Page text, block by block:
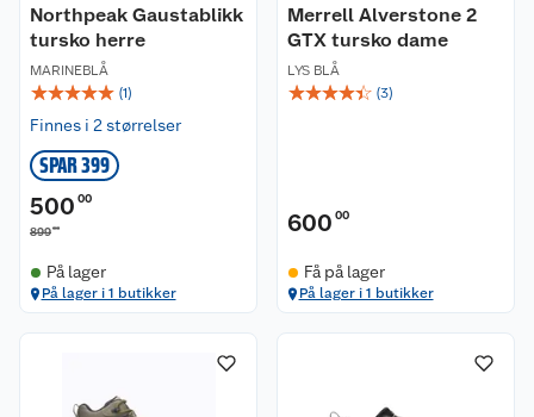
Northpeak Gaustablikk
tursko herre
MARINEBLÅ
☆☆☆☆☆ (1)
Finnes i 2 størrelser
SPAR 399
500 00
89900
På lager
På lager i 1 butikker
Merrell Alverstone 2
GTX tursko dame
LYS BLÅ
☆☆☆☆☆ (3)
600 00
Få på lager
På lager i 1 butikker